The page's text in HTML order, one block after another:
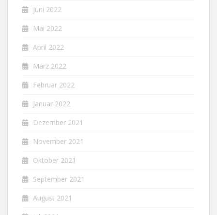
Juni 2022
Mai 2022
April 2022
März 2022
Februar 2022
Januar 2022
Dezember 2021
November 2021
Oktober 2021
September 2021
August 2021